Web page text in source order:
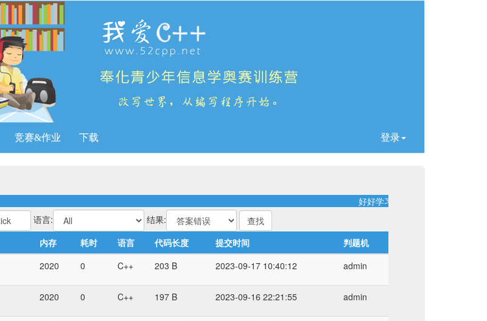
竞赛&作业 下载 登录
好好学习！天天向上！
语言:
结果:
内存 耗时 语言 代码长度 提交时间
判题机
2020 0 C++ 203 B 2023-09-17 10:40:12 admin
2020 0 C++ 197 B 2023-09-16 22:21:55 admin